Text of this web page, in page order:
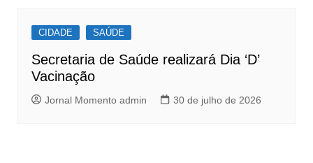
CIDADE SAÚDE
Secretaria de Saúde realizará Dia ‘D’
Vacinação
Jornal Momento admin 30 de julho de 2026